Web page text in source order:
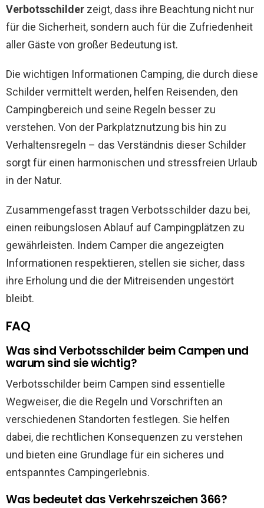
Verbotsschilder zeigt, dass ihre Beachtung nicht nur
für die Sicherheit, sondern auch für die Zufriedenheit
aller Gäste von großer Bedeutung ist.
Die wichtigen Informationen Camping, die durch diese
Schilder vermittelt werden, helfen Reisenden, den
Campingbereich und seine Regeln besser zu
verstehen. Von der Parkplatznutzung bis hin zu
Verhaltensregeln – das Verständnis dieser Schilder
sorgt für einen harmonischen und stressfreien Urlaub
in der Natur.
Zusammengefasst tragen Verbotsschilder dazu bei,
einen reibungslosen Ablauf auf Campingplätzen zu
gewährleisten. Indem Camper die angezeigten
Informationen respektieren, stellen sie sicher, dass
ihre Erholung und die der Mitreisenden ungestört
bleibt.
FAQ
Was sind Verbotsschilder beim Campen und
warum sind sie wichtig?
Verbotsschilder beim Campen sind essentielle
Wegweiser, die die Regeln und Vorschriften an
verschiedenen Standorten festlegen. Sie helfen
dabei, die rechtlichen Konsequenzen zu verstehen
und bieten eine Grundlage für ein sicheres und
entspanntes Campingerlebnis.
Was bedeutet das Verkehrszeichen 366?